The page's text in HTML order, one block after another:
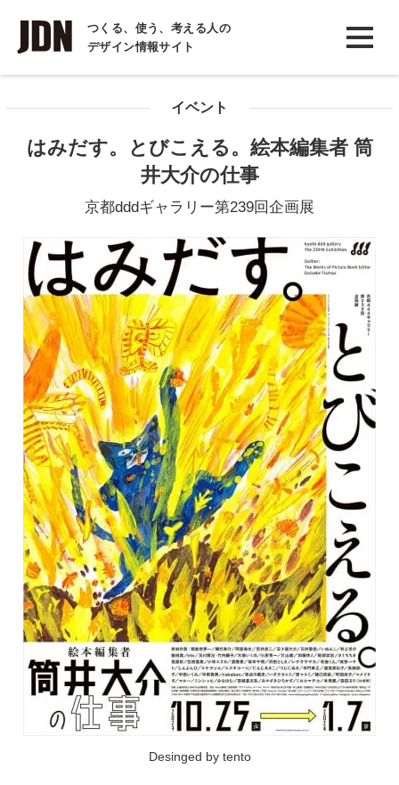
つくる、使う、考える人の
デザイン情報サイト
INTERVIEW
インタビュー
コラム
イベント
はみだす。とびこえる。絵本編集者 筒
井大介の仕事
京都dddギャラリー第239回企画展
Desinged by tento